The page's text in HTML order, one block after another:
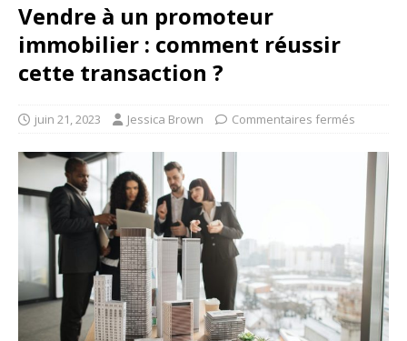
Vendre à un promoteur
immobilier : comment réussir
cette transaction ?
juin 21, 2023 Jessica Brown Commentaires fermés